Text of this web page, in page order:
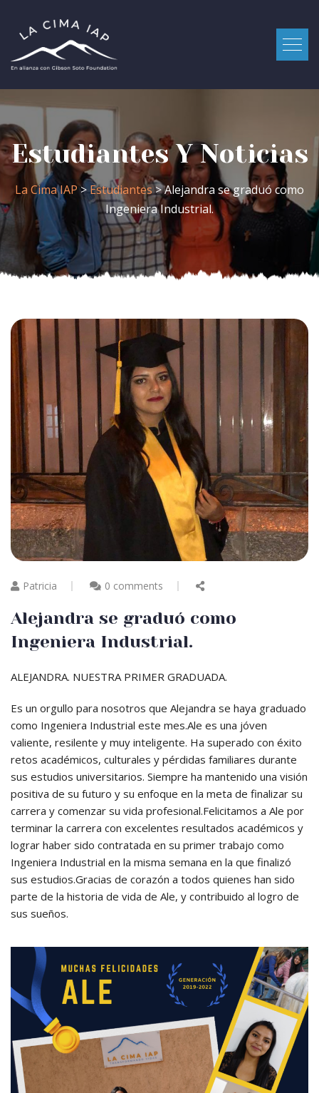
Estudiantes Y Noticias
La Cima IAP>Estudiantes> Alejandra se graduó como
Ingeniera Industrial.
Patricia 0 comments
Alejandra se graduó como
Ingeniera Industrial.
ALEJANDRA. NUESTRA PRIMER GRADUADA.
Es un orgullo para nosotros que Alejandra se haya graduado
como Ingeniera Industrial este mes.Ale es una jóven
valiente, resilente y muy inteligente. Ha superado con éxito
retos académicos, culturales y pérdidas familiares durante
sus estudios universitarios. Siempre ha mantenido una visión
positiva de su futuro y su enfoque en la meta de finalizar su
carrera y comenzar su vida profesional.Felicitamos a Ale por
terminar la carrera con excelentes resultados académicos y
lograr haber sido contratada en su primer trabajo como
Ingeniera Industrial en la misma semana en la que finalizó
sus estudios.Gracias de corazón a todos quienes han sido
parte de la historia de vida de Ale, y contribuido al logro de
sus sueños.